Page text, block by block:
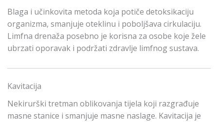
Blaga i učinkovita metoda koja potiče detoksikaciju
organizma, smanjuje oteklinu i poboljšava cirkulaciju.
Limfna drenaža posebno je korisna za osobe koje žele
ubrzati oporavak i podržati zdravlje limfnog sustava.
Kavitacija
Nekirurški tretman oblikovanja tijela koji razgrađuje
masne stanice i smanjuje masne naslage. Kavitacija je